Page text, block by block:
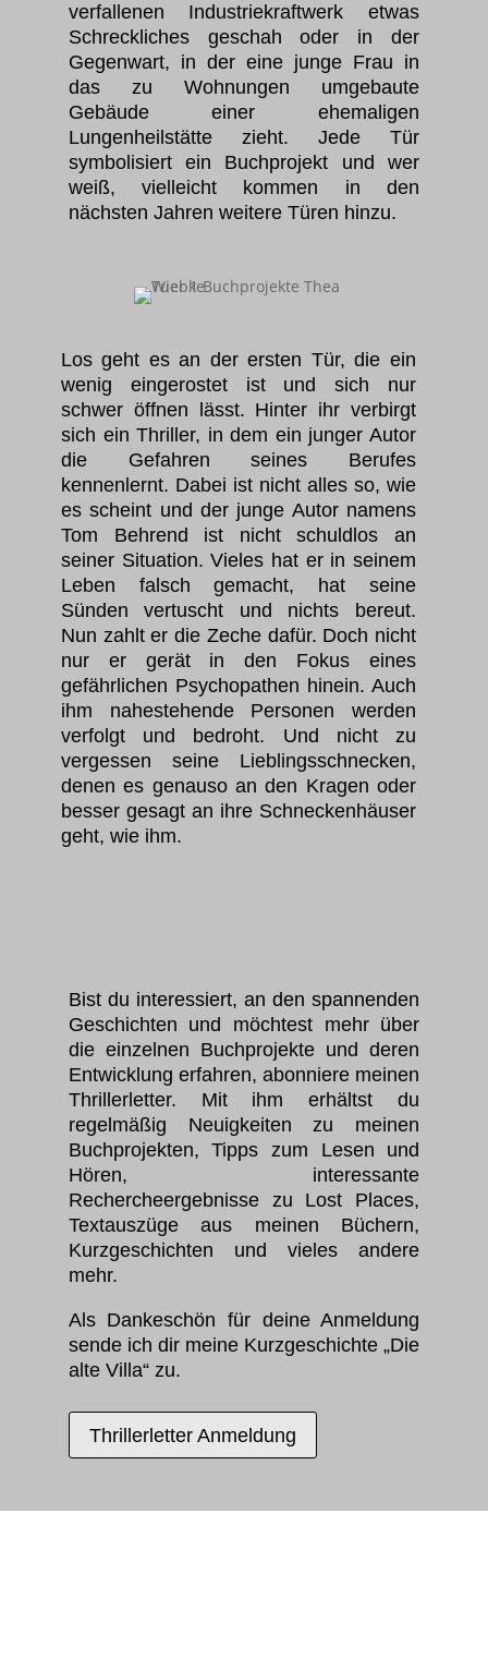
verfallenen Industriekraftwerk etwas
Schreckliches geschah oder in der
Gegenwart, in der eine junge Frau in
das zu Wohnungen umgebaute
Gebäude einer ehemaligen
Lungenheilstätte zieht. Jede Tür
symbolisiert ein Buchprojekt und wer
weiß, vielleicht kommen in den
nächsten Jahren weitere Türen hinzu.
Los geht es an der ersten Tür, die ein
wenig eingerostet ist und sich nur
schwer öffnen lässt. Hinter ihr verbirgt
sich ein Thriller, in dem ein junger Autor
die Gefahren seines Berufes
kennenlernt. Dabei ist nicht alles so, wie
es scheint und der junge Autor namens
Tom Behrend ist nicht schuldlos an
seiner Situation. Vieles hat er in seinem
Leben falsch gemacht, hat seine
Sünden vertuscht und nichts bereut.
Nun zahlt er die Zeche dafür. Doch nicht
nur er gerät in den Fokus eines
gefährlichen Psychopathen hinein. Auch
ihm nahestehende Personen werden
verfolgt und bedroht. Und nicht zu
vergessen seine Lieblingsschnecken,
denen es genauso an den Kragen oder
besser gesagt an ihre Schneckenhäuser
geht, wie ihm.
Bist du interessiert, an den spannenden
Geschichten und möchtest mehr über
die einzelnen Buchprojekte und deren
Entwicklung erfahren, abonniere meinen
Thrillerletter. Mit ihm erhältst du
regelmäßig Neuigkeiten zu meinen
Buchprojekten, Tipps zum Lesen und
Hören, interessante
Rechercheergebnisse zu Lost Places,
Textauszüge aus meinen Büchern,
Kurzgeschichten und vieles andere
mehr.
Als Dankeschön für deine Anmeldung
sende ich dir meine Kurzgeschichte „Die
alte Villa“ zu.
Thrillerletter Anmeldung